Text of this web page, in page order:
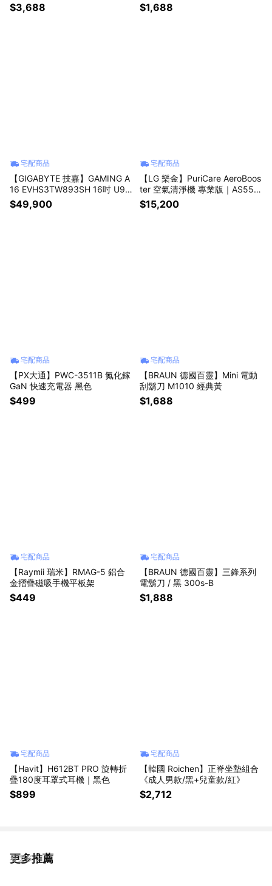
$3,688 $1,688
宅配商品
【GIGABYTE 技嘉】GAMING A
16 EVHS3TW893SH 16吋 U9
RTX5060 電競筆電
$49,900
宅配商品
【LG 樂金】PuriCare AeroBoos
ter 空氣清淨機 專業版｜AS551
GWX0
$15,200
宅配商品
【PX大通】PWC-3511B 氮化鎵
GaN 快速充電器 黑色
$499
宅配商品
【BRAUN 德國百靈】Mini 電動
刮鬍刀 M1010 經典黃
$1,688
宅配商品
【Raymii 瑞米】RMAG-5 鋁合
金摺疊磁吸手機平板架
$449
宅配商品
【BRAUN 德國百靈】三鋒系列
電鬍刀 / 黑 300s-B
$1,888
宅配商品
【Havit】H612BT PRO 旋轉折
疊180度耳罩式耳機｜黑色
$899
宅配商品
【韓國 Roichen】正脊坐墊組合
《成人男款/黑+兒童款/紅》
$2,712
更多推薦
看更多